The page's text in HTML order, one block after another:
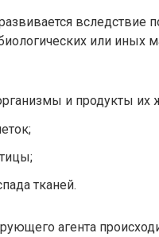
вследствие
или
и продукты их
тканей.
агента